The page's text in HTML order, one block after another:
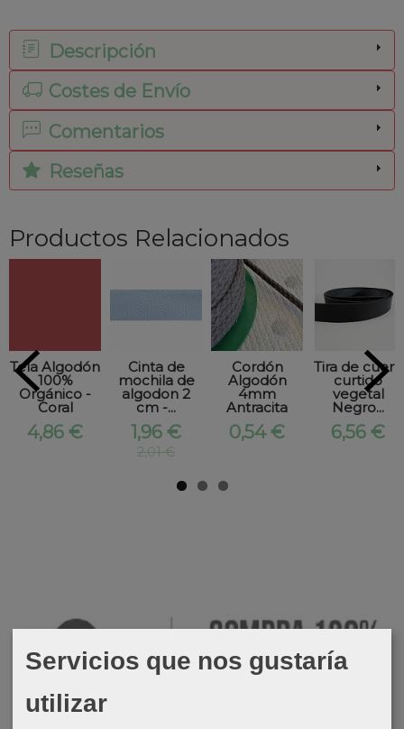
Descripción
Costes de Envío
Comentarios
Reseñas
Productos Relacionados
Tela Algodón
100%
Orgánico -
Coral
4,86 €
Cinta de
mochila de
algodon 2
cm -...
1,96 €
2,01 €
Cordón
Algodón
4mm
Antracita
0,54 €
Tira de cuero
curtido
vegetal
Negro...
6,56 €
Servicios que nos gustaría
utilizar